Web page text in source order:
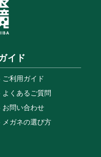
イド
ご利用ガイド
よくあるご質問
お問い合わせ
メガネの選び方